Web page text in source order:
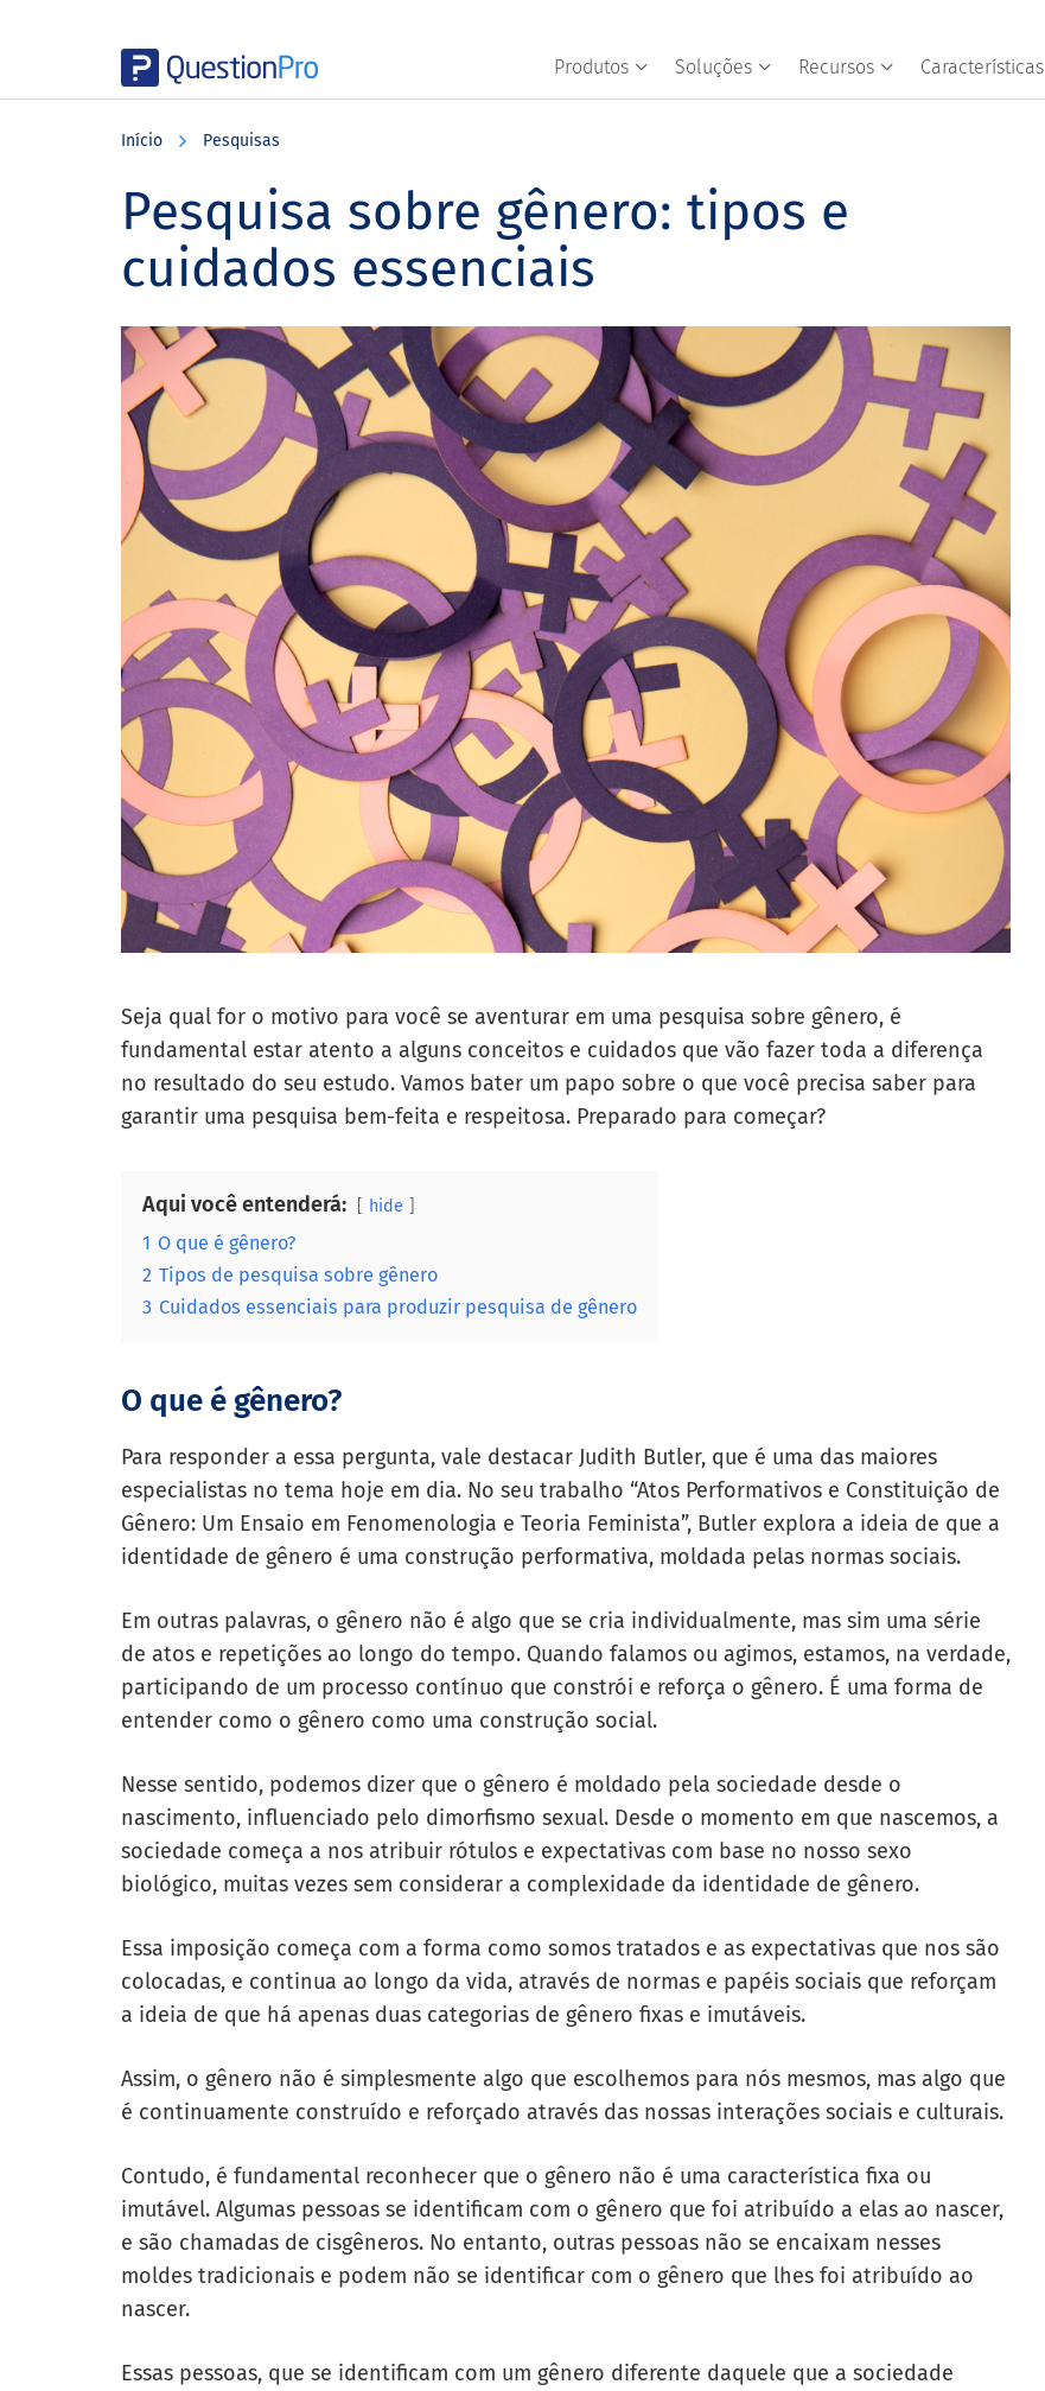
Produtos Soluções Recursos Características
Início Pesquisas
Pesquisa sobre gênero: tipos e
cuidados essenciais
Seja qual for o motivo para você se aventurar em uma pesquisa sobre gênero, é
fundamental estar atento a alguns conceitos e cuidados que vão fazer toda a diferença
no resultado do seu estudo. Vamos bater um papo sobre o que você precisa saber para
garantir uma pesquisa bem-feita e respeitosa. Preparado para começar?
Aqui você entenderá: hide
1 O que é gênero?
2 Tipos de pesquisa sobre gênero
3 Cuidados essenciais para produzir pesquisa de gênero
O que é gênero?
Para responder a essa pergunta, vale destacar Judith Butler, que é uma das maiores
especialistas no tema hoje em dia. No seu trabalho “Atos Performativos e Constituição de
Gênero: Um Ensaio em Fenomenologia e Teoria Feminista”, Butler explora a ideia de que a
identidade de gênero é uma construção performativa, moldada pelas normas sociais.
Em outras palavras, o gênero não é algo que se cria individualmente, mas sim uma série
de atos e repetições ao longo do tempo. Quando falamos ou agimos, estamos, na verdade,
participando de um processo contínuo que constrói e reforça o gênero. É uma forma de
entender como o gênero como uma construção social.
Nesse sentido, podemos dizer que o gênero é moldado pela sociedade desde o
nascimento, influenciado pelo dimorfismo sexual. Desde o momento em que nascemos, a
sociedade começa a nos atribuir rótulos e expectativas com base no nosso sexo
biológico, muitas vezes sem considerar a complexidade da identidade de gênero.
Essa imposição começa com a forma como somos tratados e as expectativas que nos são
colocadas, e continua ao longo da vida, através de normas e papéis sociais que reforçam
a ideia de que há apenas duas categorias de gênero fixas e imutáveis.
Assim, o gênero não é simplesmente algo que escolhemos para nós mesmos, mas algo que
é continuamente construído e reforçado através das nossas interações sociais e culturais.
Contudo, é fundamental reconhecer que o gênero não é uma característica fixa ou
imutável. Algumas pessoas se identificam com o gênero que foi atribuído a elas ao nascer,
e são chamadas de cisgêneros. No entanto, outras pessoas não se encaixam nesses
moldes tradicionais e podem não se identificar com o gênero que lhes foi atribuído ao
nascer.
Essas pessoas, que se identificam com um gênero diferente daquele que a sociedade